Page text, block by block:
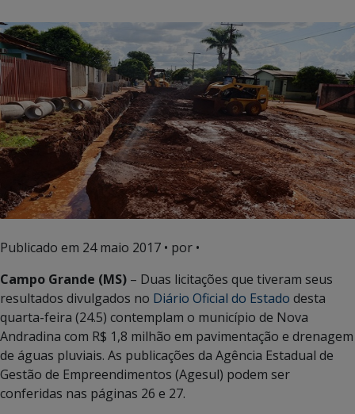
Publicado em 24 maio 2017 • por •
Campo Grande (MS) – Duas licitações que tiveram seus
resultados divulgados no Diário Oficial do Estado desta
quarta-feira (24.5) contemplam o município de Nova
Andradina com R$ 1,8 milhão em pavimentação e drenagem
de águas pluviais. As publicações da Agência Estadual de
Gestão de Empreendimentos (Agesul) podem ser
conferidas nas páginas 26 e 27.